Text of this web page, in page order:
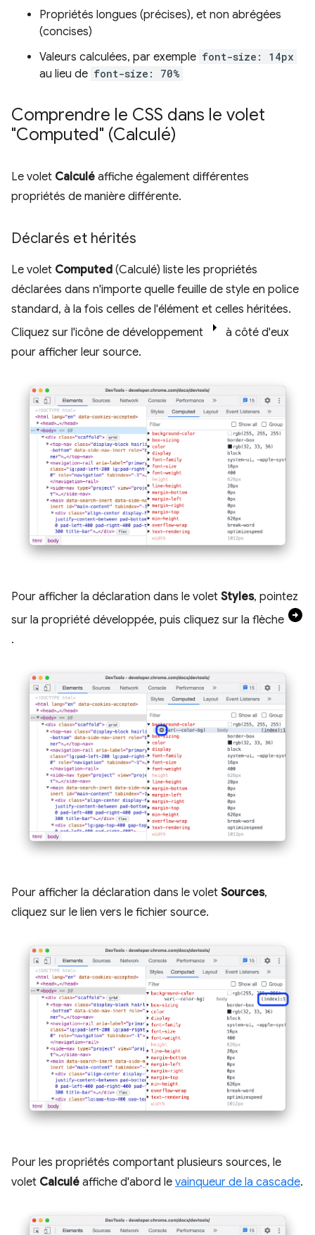
Propriétés longues (précises), et non abrégées
(concises)
Valeurs calculées, par exemple font-size: 14px
au lieu de font-size: 70%
Comprendre le CSS dans le volet
"Computed" (Calculé)
Le volet Calculé affiche également différentes
propriétés de manière différente.
Déclarés et hérités
Le volet Computed (Calculé) liste les propriétés
déclarées dans n'importe quelle feuille de style en police
standard, à la fois celles de l'élément et celles héritées.
Cliquez sur l'icône de développement
à côté d'eux
pour afficher leur source.
Pour afficher la déclaration dans le volet Styles, pointez
sur la propriété développée, puis cliquez sur la flèche
.
Pour afficher la déclaration dans le volet Sources,
cliquez sur le lien vers le fichier source.
Pour les propriétés comportant plusieurs sources, le
volet Calculé affiche d'abord le vainqueur de la cascade.